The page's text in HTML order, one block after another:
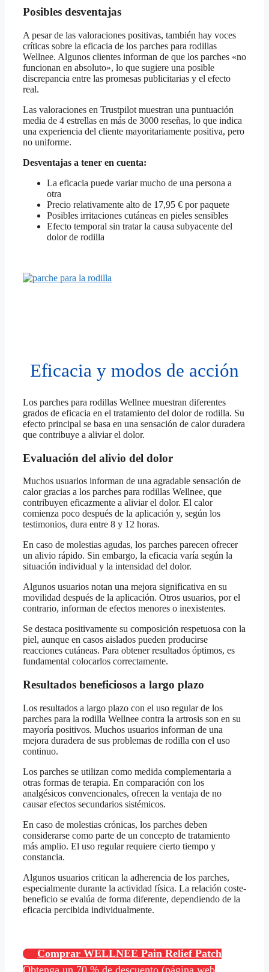
Posibles desventajas
A pesar de las valoraciones positivas, también hay voces
críticas sobre la eficacia de los parches para rodillas
Wellnee. Algunos clientes informan de que los parches «no
funcionan en absoluto», lo que sugiere una posible
discrepancia entre las promesas publicitarias y el efecto
real.
Las valoraciones en Trustpilot muestran una puntuación
media de 4 estrellas en más de 3000 reseñas, lo que indica
una experiencia del cliente mayoritariamente positiva, pero
no uniforme.
Desventajas a tener en cuenta:
La eficacia puede variar mucho de una persona a
otra
Precio relativamente alto de 17,95 € por paquete
Posibles irritaciones cutáneas en pieles sensibles
Efecto temporal sin tratar la causa subyacente del
dolor de rodilla
Eficacia y modos de acción
Los parches para rodillas Wellnee muestran diferentes
grados de eficacia en el tratamiento del dolor de rodilla. Su
efecto principal se basa en una sensación de calor duradera
que contribuye a aliviar el dolor.
Evaluación del alivio del dolor
Muchos usuarios informan de una agradable sensación de
calor gracias a los parches para rodillas Wellnee, que
contribuyen eficazmente a aliviar el dolor. El calor
comienza poco después de la aplicación y, según los
testimonios, dura entre 8 y 12 horas.
En caso de molestias agudas, los parches parecen ofrecer
un alivio rápido. Sin embargo, la eficacia varía según la
situación individual y la intensidad del dolor.
Algunos usuarios notan una mejora significativa en su
movilidad después de la aplicación. Otros usuarios, por el
contrario, informan de efectos menores o inexistentes.
Se destaca positivamente su composición respetuosa con la
piel, aunque en casos aislados pueden producirse
reacciones cutáneas. Para obtener resultados óptimos, es
fundamental colocarlos correctamente.
Resultados beneficiosos a largo plazo
Los resultados a largo plazo con el uso regular de los
parches para la rodilla Wellnee contra la artrosis son en su
mayoría positivos. Muchos usuarios informan de una
mejora duradera de sus problemas de rodilla con el uso
continuo.
Los parches se utilizan como medida complementaria a
otras formas de terapia. En comparación con los
analgésicos convencionales, ofrecen la ventaja de no
causar efectos secundarios sistémicos.
En caso de molestias crónicas, los parches deben
considerarse como parte de un concepto de tratamiento
más amplio. El uso regular requiere cierto tiempo y
constancia.
Algunos usuarios critican la adherencia de los parches,
especialmente durante la actividad física. La relación coste-
beneficio se evalúa de forma diferente, dependiendo de la
eficacia percibida individualmente.
Comprar WELLNEE Pain Relief Patch
Obtenga un 70 % de descuento (página web